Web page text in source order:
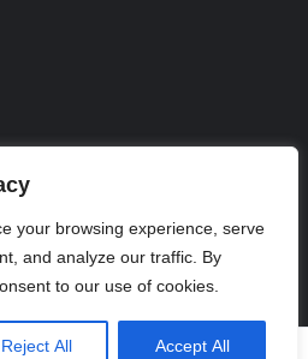
your browsing experience, serve
and analyze our traffic. By
to our use of cookies.
Reject All Accept All